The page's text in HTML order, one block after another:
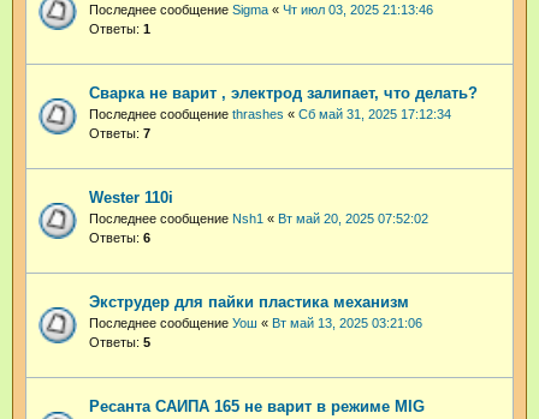
Последнее сообщение Sigma « Чт июл 03, 2025 21:13:46
Ответы: 1
Сварка не варит , электрод залипает, что делать?
Последнее сообщение thrashes « Сб май 31, 2025 17:12:34
Ответы: 7
Wester 110i
Последнее сообщение Nsh1 « Вт май 20, 2025 07:52:02
Ответы: 6
Экструдер для пайки пластика механизм
Последнее сообщение Уош « Вт май 13, 2025 03:21:06
Ответы: 5
Ресанта САИПА 165 не варит в режиме MIG